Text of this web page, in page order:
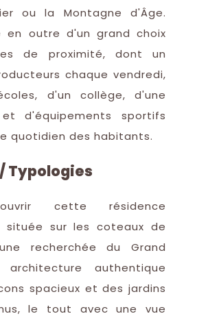
ou la Montagne d'Âge.
en outre d'un grand choix
de proximité, dont un
chaque vendredi,
d'un collège, d'une
d'équipements sportifs
quotidien des habitants.
Typologies
cette résidence
située sur les coteaux de
recherchée du Grand
architecture authentique
spacieux et des jardins
le tout avec une vue